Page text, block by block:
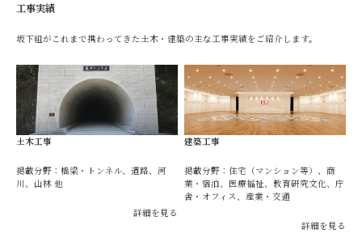
工事実績
坂下組がこれまで携わってきた土木・建築の主な工事実績をご紹介します。
土木工事
掲載分野：橋梁・トンネル、道路、河
川、山林 他
詳細を見る
建築工事
掲載分野：住宅（マンション等）、商
業・宿泊、医療福祉、教育研究文化、庁
舎・オフィス、産業・交通
詳細を見る